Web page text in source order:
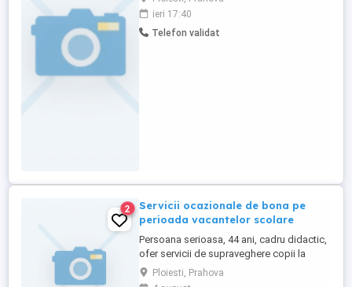
august, 2-5 zile saptamana, de luni pana
vineri, uneori si in week-end. Tarif
estimativ 20-40 lei pe ora.
ieri 17:40
Telefon validat
2
Servicii ocazionale de bona pe
perioada vacantelor scolare
Persoana serioasa, 44 ani, cadru didactic,
ofer servicii de supraveghere copii la
domiciliu, in perioada vacantei de vara 1
iulie-31 august, 2-3 zile saptamana, de luni
Ploiesti, Prahova